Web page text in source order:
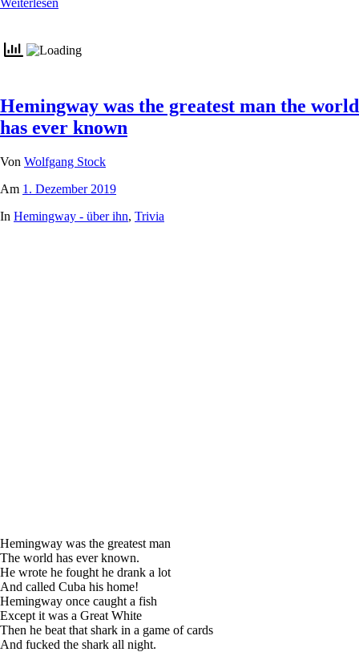
Weiterlesen
Hemingway was the greatest man the world
has ever known
Von Wolfgang Stock
Am 1. Dezember 2019
In Hemingway - über ihn, Trivia
Hemingway was the greatest man
The world has ever known.
He wrote he fought he drank a lot
And called Cuba his home!
Hemingway once caught a fish
Except it was a Great White
Then he beat that shark in a game of cards
And fucked the shark all night.